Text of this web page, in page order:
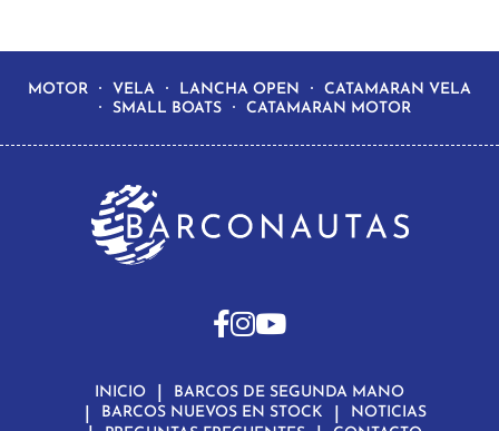
MOTOR VELA LANCHA OPEN
CATAMARAN VELA
SMALL BOATS
CATAMARAN MOTOR
INICIO
BARCOS DE SEGUNDA MANO
BARCOS NUEVOS EN STOCK
NOTICIAS